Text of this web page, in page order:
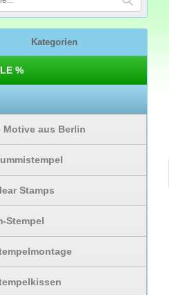
Kategorien
%
Motive aus Berlin
Stamps
Stempel